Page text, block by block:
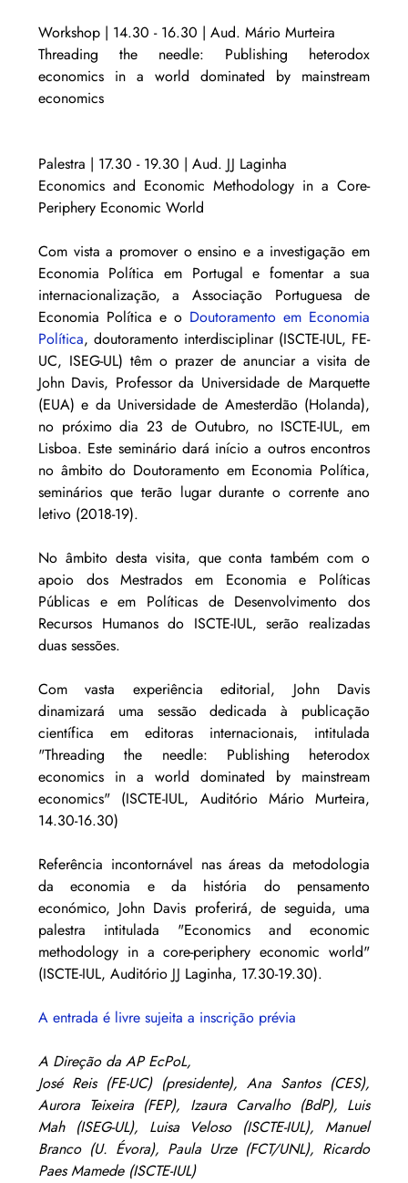
Workshop | 14.30 - 16.30 | Aud. Mário Murteira
Threading the needle: Publishing heterodox
economics in a world dominated by mainstream
economics
Palestra | 17.30 - 19.30 | Aud. JJ Laginha
Economics and Economic Methodology in a Core-
Periphery Economic World
Com vista a promover o ensino e a investigação em
Economia Política em Portugal e fomentar a sua
internacionalização, a Associação Portuguesa de
Economia Política e o Doutoramento em Economia
Política, doutoramento interdisciplinar (ISCTE-IUL, FE-
UC, ISEG-UL) têm o prazer de anunciar a visita de
John Davis, Professor da Universidade de Marquette
(EUA) e da Universidade de Amesterdão (Holanda),
no próximo dia 23 de Outubro, no ISCTE-IUL, em
Lisboa. Este seminário dará início a outros encontros
no âmbito do Doutoramento em Economia Política,
seminários que terão lugar durante o corrente ano
letivo (2018-19).
No âmbito desta visita, que conta também com o
apoio dos Mestrados em Economia e Políticas
Públicas e em Políticas de Desenvolvimento dos
Recursos Humanos do ISCTE-IUL, serão realizadas
duas sessões.
Com vasta experiência editorial, John Davis
dinamizará uma sessão dedicada à publicação
científica em editoras internacionais, intitulada
"Threading the needle: Publishing heterodox
economics in a world dominated by mainstream
economics" (ISCTE-IUL, Auditório Mário Murteira,
14.30-16.30)
Referência incontornável nas áreas da metodologia
da economia e da história do pensamento
económico, John Davis proferirá, de seguida, uma
palestra intitulada "Economics and economic
methodology in a core-periphery economic world"
(ISCTE-IUL, Auditório JJ Laginha, 17.30-19.30).
A entrada é livre sujeita a inscrição prévia
A Direção da AP EcPoL,
José Reis (FE-UC) (presidente), Ana Santos (CES),
Aurora Teixeira (FEP), Izaura Carvalho (BdP), Luis
Mah (ISEG-UL), Luisa Veloso (ISCTE-IUL), Manuel
Branco (U. Évora), Paula Urze (FCT/UNL), Ricardo
Paes Mamede (ISCTE-IUL)